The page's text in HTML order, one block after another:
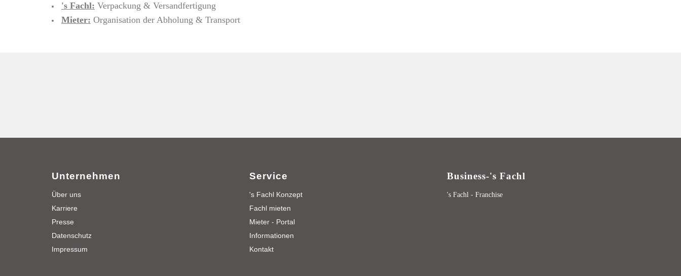
's Fachl: Verpackung & Versandfertigung
Mieter: Organisation der Abholung & Transport
Unternehmen
Über uns
Karriere
Presse
Datenschutz
Impressum
Service
's Fachl Konzept
Fachl mieten
Mieter - Portal
Informationen
Kontakt
Business-'s Fachl
's Fachl - Franchise